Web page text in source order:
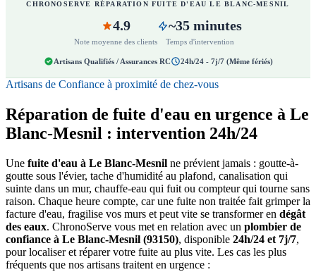
CHRONOSERVE RÉPARATION FUITE D'EAU LE BLANC-MESNIL
4.9
Note moyenne des clients
~35 minutes
Temps d'intervention
Artisans Qualifiés / Assurances RC 24h/24 - 7j/7 (Même fériés)
Artisans de Confiance à proximité de chez-vous
Réparation de fuite d'eau en urgence à Le
Blanc-Mesnil : intervention 24h/24
Une fuite d'eau à Le Blanc-Mesnil ne prévient jamais : goutte-à-
goutte sous l'évier, tache d'humidité au plafond, canalisation qui
suinte dans un mur, chauffe-eau qui fuit ou compteur qui tourne sans
raison. Chaque heure compte, car une fuite non traitée fait grimper la
facture d'eau, fragilise vos murs et peut vite se transformer en dégât
des eaux. ChronoServe vous met en relation avec un plombier de
confiance à Le Blanc-Mesnil (93150), disponible 24h/24 et 7j/7,
pour localiser et réparer votre fuite au plus vite. Les cas les plus
fréquents que nos artisans traitent en urgence :